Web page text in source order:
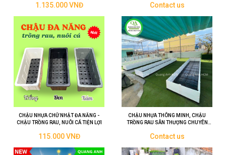
1.135.000 VNĐ Contact us
CHẬU NHỰA CHỮ NHẬT ĐA NĂNG -
CHẬU TRỒNG RAU, NUÔI CÁ TIỆN LỢI
115.000 VNĐ
CHẬU NHỰA THÔNG MINH, CHẬU
TRỒNG RAU SÂN THƯỢNG CHUYÊN
Contact us